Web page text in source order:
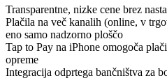
Transparentne, nizke cene brez
Plačila na več kanalih (online, v
eno samo nadzorno ploščo
Tap to Pay na iPhone omogoča
opreme
Integracija odprtega bančništva za